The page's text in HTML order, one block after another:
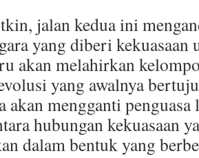
jalan kedua ini
yang diberi
akan melahirkan
yang awalnya
akan mengganti penguasa
hubungan kekuasaan
dalam bentuk yang